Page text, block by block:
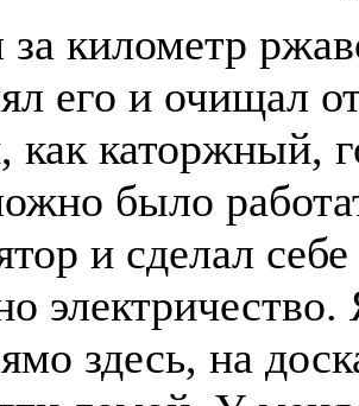
за километр
его и очищал
как каторжный,
было
и сделал
здесь, на